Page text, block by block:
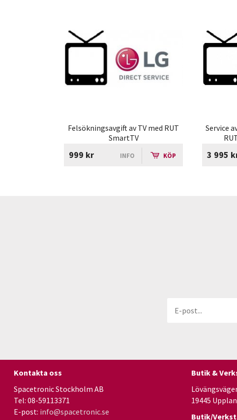
Felsökningsavgift av TV med RUT
SmartTV
999 kr INFO KÖP
Service
3 995
Kontakta oss
Spacetronic Stockholm AB
Tel: 08-59113371
E-post: info@spacetronic.se
Butik &
19445
Butik/